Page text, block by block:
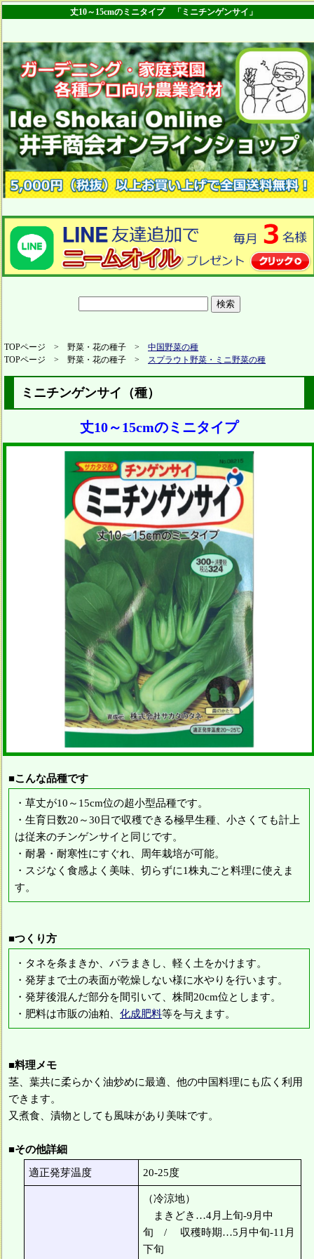
丈10～15cmのミニタイプ 「ミニチンゲンサイ」
TOPページ > 野菜・花の種子 > 中国野菜の種
TOPページ > 野菜・花の種子 > スプラウト野菜・ミニ野菜の種
ミニチンゲンサイ（種）
丈10～15cmのミニタイプ
■こんな品種です
・草丈が10～15cm位の超小型品種です。
・生育日数20～30日で収穫できる極早生種、小さくても計上
は従来のチンゲンサイと同じです。
・耐暑・耐寒性にすぐれ、周年栽培が可能。
・スジなく食感よく美味、切らずに1株丸ごと料理に使えま
す。
■つくり方
・タネを条まきか、バラまきし、軽く土をかけます。
・発芽まで土の表面が乾燥しない様に水やりを行います。
・発芽後混んだ部分を間引いて、株間20cm位とします。
・肥料は市販の油粕、 化成肥料等を与えます。
■料理メモ
茎、葉共に柔らかく油炒めに最適、他の中国料理にも広く利用
できます。
又煮食、漬物としても風味があり美味です。
■その他詳細
適正発芽温度 20-25度
（冷涼地）
まきどき…4月上旬-9月中
旬 / 収穫時期…5月中旬-11月
下旬